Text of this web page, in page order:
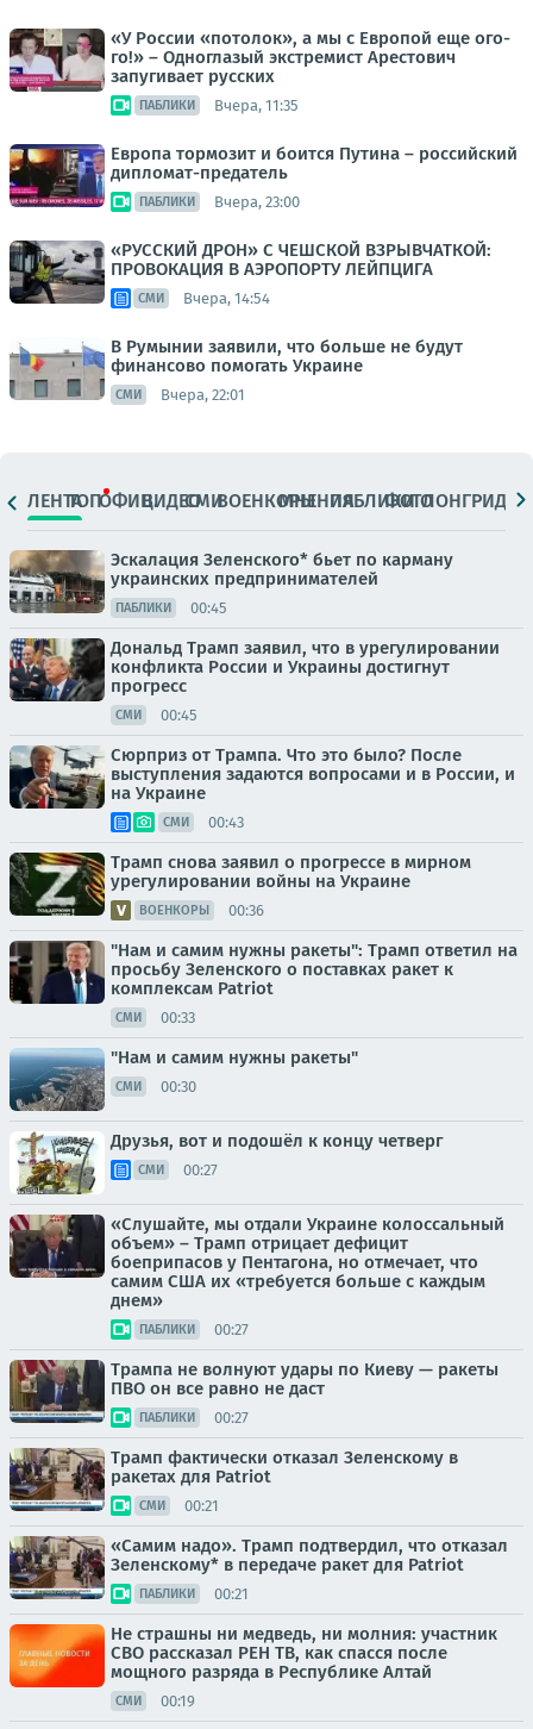
«У России «потолок», а мы с Европой еще ого-
го!» – Одноглазый экстремист Арестович
запугивает русских
ПАБЛИКИ Вчера, 11:35
Европа тормозит и боится Путина – российский
дипломат-предатель
ПАБЛИКИ Вчера, 23:00
«РУССКИЙ ДРОН» С ЧЕШСКОЙ ВЗРЫВЧАТКОЙ:
ПРОВОКАЦИЯ В АЭРОПОРТУ ЛЕЙПЦИГА
СМИ Вчера, 14:54
В Румынии заявили, что больше не будут
финансово помогать Украине
СМИ Вчера, 22:01
ЛЕНТАТОПОФИЦ.ВИДЕОСМИВОЕНКОРЫМНЕНИЯПАБЛИКИ
ФОТОЛОНГРИДЫ
Эскалация Зеленского* бьет по карману
украинских предпринимателей
ПАБЛИКИ 00:45
Дональд Трамп заявил, что в урегулировании
конфликта России и Украины достигнут
прогресс
СМИ 00:45
Сюрприз от Трампа. Что это было? После
выступления задаются вопросами и в России, и
на Украине
СМИ 00:43
Трамп снова заявил о прогрессе в мирном
урегулировании войны на Украине
ВОЕНКОРЫ 00:36
"Нам и самим нужны ракеты": Трамп ответил на
просьбу Зеленского о поставках ракет к
комплексам Patriot
СМИ 00:33
"Нам и самим нужны ракеты"
СМИ 00:30
Друзья, вот и подошёл к концу четверг
СМИ 00:27
«Слушайте, мы отдали Украине колоссальный
объем» – Трамп отрицает дефицит
боеприпасов у Пентагона, но отмечает, что
самим США их «требуется больше с каждым
днем»
ПАБЛИКИ 00:27
Трампа не волнуют удары по Киеву — ракеты
ПВО он все равно не даст
ПАБЛИКИ 00:27
Трамп фактически отказал Зеленскому в
ракетах для Patriot
СМИ 00:21
«Самим надо». Трамп подтвердил, что отказал
Зеленскому* в передаче ракет для Patriot
ПАБЛИКИ 00:21
Не страшны ни медведь, ни молния: участник
СВО рассказал РЕН ТВ, как спасся после
мощного разряда в Республике Алтай
СМИ 00:19